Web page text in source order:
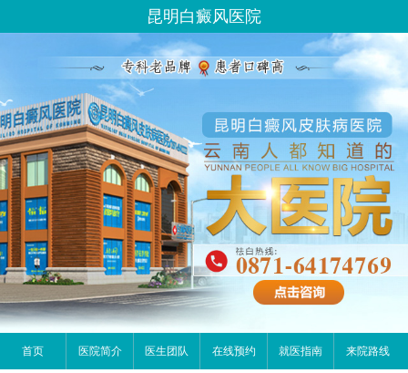
昆明白癜风医院
首页 医院简介 医生团队 在线预约 就医指南 来院路线